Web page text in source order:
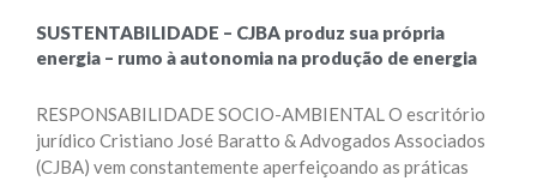
SUSTENTABILIDADE – CJBA produz sua própria
energia – rumo à autonomia na produção de energia
RESPONSABILIDADE SOCIO-AMBIENTAL O escritório
jurídico Cristiano José Baratto & Advogados Associados
(CJBA) vem constantemente aperfeiçoando as práticas